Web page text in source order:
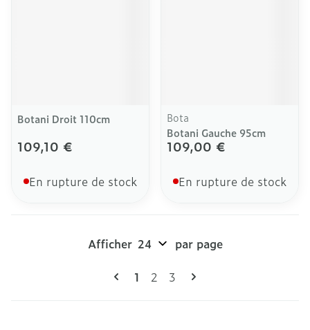
Botani Droit 110cm
109,10 €
En rupture de stock
Bota
Botani Gauche 95cm
109,00 €
En rupture de stock
Pages
Vous lisez actuellement la page
1 Page
2 Page
3
Afficher par page